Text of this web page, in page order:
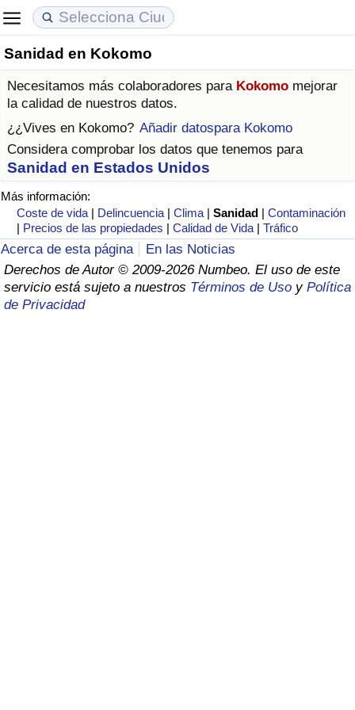
Sanidad en Kokomo
Necesitamos más colaboradores para Kokomo mejorar
la calidad de nuestros datos.
¿¿Vives en Kokomo? Añadir datospara Kokomo
Considera comprobar los datos que tenemos para
Sanidad en Estados Unidos
Más información:
Coste de vida | Delincuencia |Clima |Sanidad |Contaminación
| Precios de las propiedades |Calidad de Vida |Tráfico
Acerca de esta página
En las Noticias
Derechos de Autor © 2009-2026 Numbeo. El uso de este
servicio está sujeto a nuestros Términos de Uso y Política
de Privacidad
Coste de vida
Índice de Costo de Vida (Actual)
Índice de Costo de Vida
Índice de costo de vida por país
en aqaba
Precios de las propiedades
Índice de Precios de Inmuebles (Actual)
Índice de Precios de Inmuebles
Índice de Precios de Inmuebles por País
Calidad de Vida
Índice de Calidad de Vida
Índice de Calidad de Vida (Actual)
Índice de calidad de vida por país
Delincuencia
Calificación del Índice de Criminalidad
(Actual)